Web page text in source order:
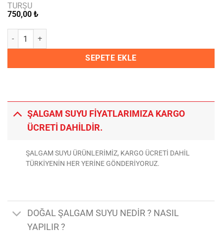
TURŞU
750,00 ₺
Üç Kg Karışık Turşu adet
SEPETE EKLE
ŞALGAM SUYU FİYATLARIMIZA KARGO
ÜCRETİ DAHİLDİR.
ŞALGAM SUYU ÜRÜNLERİMİZ, KARGO ÜCRETİ DAHİL
TÜRKİYENİN HER YERİNE GÖNDERİYORUZ.
DOĞAL ŞALGAM SUYU NEDİR ? NASIL
YAPILIR ?